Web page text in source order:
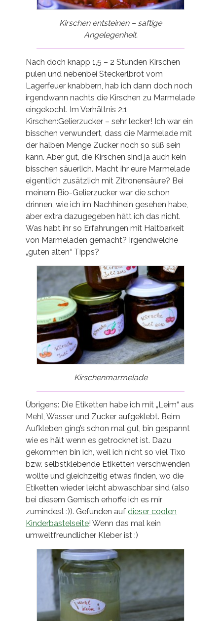
Kirschen entsteinen – saftige
Angelegenheit.
Nach doch knapp 1,5 – 2 Stunden Kirschen
pulen und nebenbei Steckerlbrot vom
Lagerfeuer knabbern, hab ich dann doch noch
irgendwann nachts die Kirschen zu Marmelade
eingekocht. Im Verhältnis 2:1
Kirschen:Gelierzucker – sehr lecker! Ich war ein
bisschen verwundert, dass die Marmelade mit
der halben Menge Zucker noch so süß sein
kann. Aber gut, die Kirschen sind ja auch kein
bisschen säuerlich. Macht ihr eure Marmelade
eigentlich zusätzlich mit Zitronensäure? Bei
meinem Bio-Gelierzucker war die schon
drinnen, wie ich im Nachhinein gesehen habe,
aber extra dazugegeben hätt ich das nicht.
Was habt ihr so Erfahrungen mit Haltbarkeit
von Marmeladen gemacht? Irgendwelche
„guten alten“ Tipps?
Kirschenmarmelade
Übrigens: Die Etiketten habe ich mit „Leim“ aus
Mehl, Wasser und Zucker aufgeklebt. Beim
Aufkleben ging’s schon mal gut, bin gespannt
wie es hält wenn es getrocknet ist. Dazu
gekommen bin ich, weil ich nicht so viel Tixo
bzw. selbstklebende Etiketten verschwenden
wollte und gleichzeitig etwas finden, wo die
Etiketten wieder leicht abwaschbar sind (also
bei diesem Gemisch erhoffe ich es mir
zumindest :)). Gefunden aufdieser coolen
Kinderbastelseite! Wenn das mal kein
umweltfreundlicher Kleber ist :)